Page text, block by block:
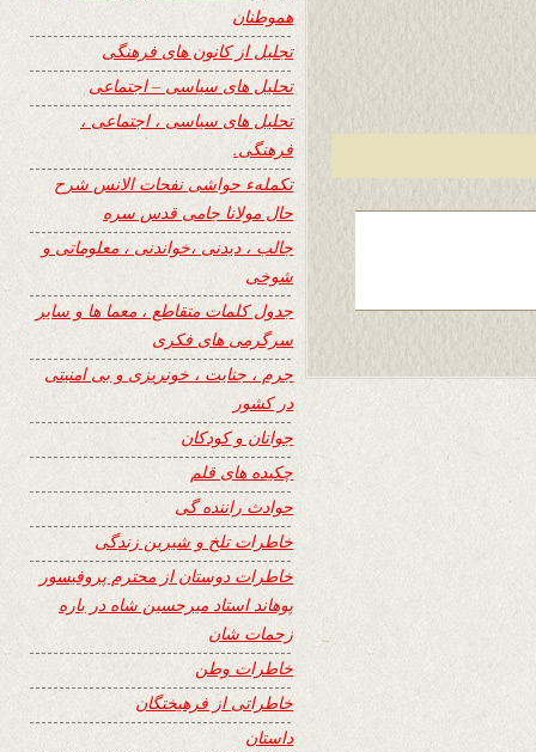
هموطنان
تجلیل از کانون های فرهنگی
تحلیل های سیاسی – اجتماعی
تحلیل های سیاسی ، اجتماعی ،
فرهنگی.
تکملهء حواشی نفحات الانس شرح
حال مولانا جامی قدس سره
جالب ، دیدنی ،خواندنی ، معلوماتی و
شوخی
جدول کلمات متقاطع ، معما ها و سایر
سرگرمی های فکری
جرم ، جنایت ، خونریزی و بی امنیتی
در کشور
جوانان و کودکان
چکیده های قلم
حوادث راننده گی
خاطرات تلخ و شیرین زندگی
خاطرات دوستان از محترم پروفیسور
پوهاند استاد میرحسین شاه در باره
زحمات شان
خاطرات وطن
خاطراتی از فرهیختگان
داستان